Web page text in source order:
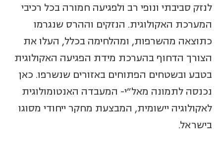
לנזק סביבתי ונופי רב ולפגיעה חמורה בכל רכיבי
המערכת האקולוגית. הנזקים וההרס שנגרמו
כתוצאה מהשרפות, ומהלחימה בכלל, העלו את
הצורך הדחוף בהערכת מידת הפגיעה האקולוגית
בטבע ובשטחים הפתוחים באזורים שנשרפו. כאן
נכנסה לתמונה מאל"י- המעבדה האנטומולוגית
לאקולוגיה יישומית, המבצעת מחקר ייחודי מסוגו
בישראל.